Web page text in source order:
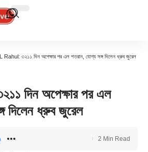
Rahul: ৩২১১ দিন অপেক্ষার পর এল শতরান, যোগ্য সঙ্গ দিলেন ধ্রুব জুরেল‌
দিন অপেক্ষার পর এল
দিলেন ধ্রুব জুরেল‌
2 Min Read